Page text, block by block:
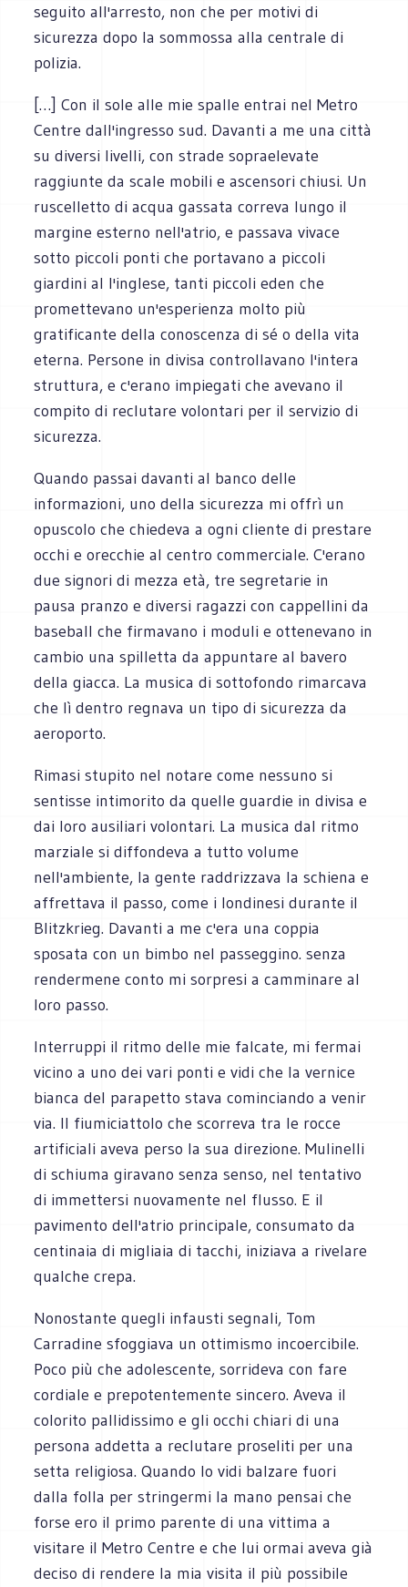
seguito all'arresto, non che per motivi di
sicurezza dopo la sommossa alla centrale di
polizia.
[…] Con il sole alle mie spalle entrai nel Metro
Centre dall'ingresso sud. Davanti a me una città
su diversi livelli, con strade sopraelevate
raggiunte da scale mobili e ascensori chiusi. Un
ruscelletto di acqua gassata correva lungo il
margine esterno nell'atrio, e passava vivace
sotto piccoli ponti che portavano a piccoli
giardini al l'inglese, tanti piccoli eden che
promettevano un'esperienza molto più
gratificante della conoscenza di sé o della vita
eterna. Persone in divisa controllavano l'intera
struttura, e c'erano impiegati che avevano il
compito di reclutare volontari per il servizio di
sicurezza.
Quando passai davanti al banco delle
informazioni, uno della sicurezza mi offrì un
opuscolo che chiedeva a ogni cliente di prestare
occhi e orecchie al centro commerciale. C'erano
due signori di mezza età, tre segretarie in
pausa pranzo e diversi ragazzi con cappellini da
baseball che firmavano i moduli e ottenevano in
cambio una spilletta da appuntare al bavero
della giacca. La musica di sottofondo rimarcava
che lì dentro regnava un tipo di sicurezza da
aeroporto.
Rimasi stupito nel notare come nessuno si
sentisse intimorito da quelle guardie in divisa e
dai loro ausiliari volontari. La musica dal ritmo
marziale si diffondeva a tutto volume
nell'ambiente, la gente raddrizzava la schiena e
affrettava il passo, come i londinesi durante il
Blitzkrieg. Davanti a me c'era una coppia
sposata con un bimbo nel passeggino. senza
rendermene conto mi sorpresi a camminare al
loro passo.
Interruppi il ritmo delle mie falcate, mi fermai
vicino a uno dei vari ponti e vidi che la vernice
bianca del parapetto stava cominciando a venir
via. Il fiumiciattolo che scorreva tra le rocce
artificiali aveva perso la sua direzione. Mulinelli
di schiuma giravano senza senso, nel tentativo
di immettersi nuovamente nel flusso. E il
pavimento dell'atrio principale, consumato da
centinaia di migliaia di tacchi, iniziava a rivelare
qualche crepa.
Nonostante quegli infausti segnali, Tom
Carradine sfoggiava un ottimismo incoercibile.
Poco più che adolescente, sorrideva con fare
cordiale e prepotentemente sincero. Aveva il
colorito pallidissimo e gli occhi chiari di una
persona addetta a reclutare proseliti per una
setta religiosa. Quando lo vidi balzare fuori
dalla folla per stringermi la mano pensai che
forse ero il primo parente di una vittima a
visitare il Metro Centre e che lui ormai aveva già
deciso di rendere la mia visita il più possibile